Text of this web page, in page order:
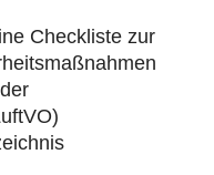
Checkliste zur